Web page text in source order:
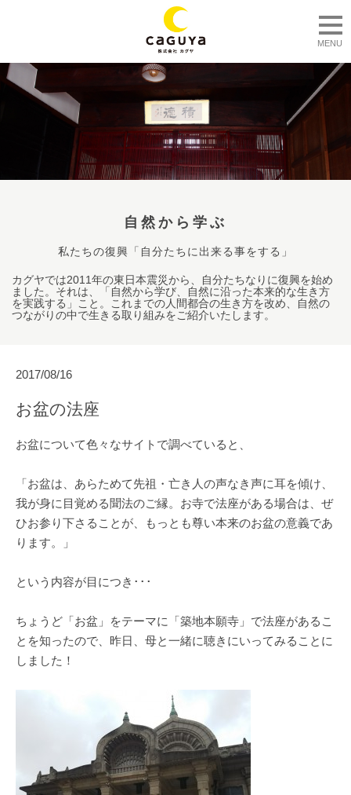
MENU
自然から学ぶ
私たちの復興「自分たちに出来る事をする」
カグヤでは2011年の東日本震災から、自分たちなりに復興を始め
ました。それは、「自然から学び、自然に沿った本来的な生き方
を実践する」こと。これまでの人間都合の生き方を改め、自然の
つながりの中で生きる取り組みをご紹介いたします。
2017/08/16
お盆の法座
お盆について色々なサイトで調べていると、
「お盆は、あらためて先祖・亡き人の声なき声に耳を傾け、
我が身に目覚める聞法のご縁。お寺で法座がある場合は、ぜ
ひお参り下さることが、もっとも尊い本来のお盆の意義であ
ります。」
という内容が目につき･･･
ちょうど「お盆」をテーマに「築地本願寺」で法座があるこ
とを知ったので、昨日、母と一緒に聴きにいってみることに
しました！